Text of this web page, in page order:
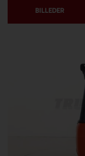
BILLEDER